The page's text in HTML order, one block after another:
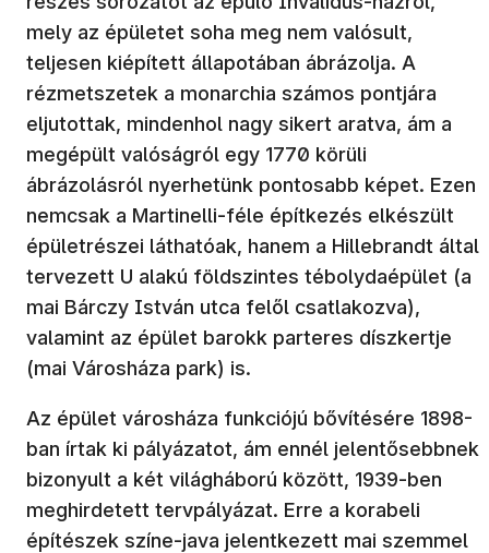
mely az épületet soha meg nem valósult,
teljesen kiépített állapotában ábrázolja. A
rézmetszetek a monarchia számos pontjára
eljutottak, mindenhol nagy sikert aratva, ám a
megépült valóságról egy 1770 körüli
ábrázolásról nyerhetünk pontosabb képet. Ezen
nemcsak a Martinelli-féle építkezés elkészült
épületrészei láthatóak, hanem a Hillebrandt által
tervezett U alakú földszintes tébolydaépület (a
mai Bárczy István utca felől csatlakozva),
valamint az épület barokk parteres díszkertje
(mai Városháza park) is.
Az épület városháza funkciójú bővítésére 1898-
ban írtak ki pályázatot, ám ennél jelentősebbnek
bizonyult a két világháború között, 1939-ben
meghirdetett tervpályázat. Erre a korabeli
építészek színe-java jelentkezett mai szemmel